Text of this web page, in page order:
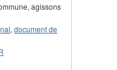
agissons
, document de